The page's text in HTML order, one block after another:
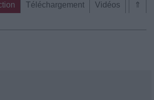
⇑
Téléchargement
Vidéos